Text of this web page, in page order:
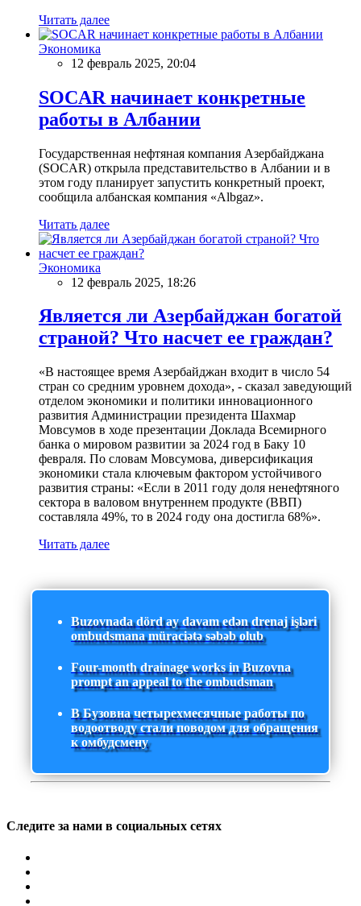
Читать далее
Экономика
12 февраль 2025, 20:04
SOCAR начинает конкретные
работы в Албании
Государственная нефтяная компания Азербайджана
(SOCAR) открыла представительство в Албании и в
этом году планирует запустить конкретный проект,
сообщила албанская компания «Albgaz».
Читать далее
Экономика
12 февраль 2025, 18:26
Является ли Азербайджан богатой
страной? Что насчет ее граждан?
«В настоящее время Азербайджан входит в число 54
стран со средним уровнем дохода», - сказал заведующий
отделом экономики и политики инновационного
развития Администрации президента Шахмар
Мовсумов в ходе презентации Доклада Всемирного
банка о мировом развитии за 2024 год в Баку 10
февраля. По словам Мовсумова, диверсификация
экономики стала ключевым фактором устойчивого
развития страны: «Если в 2011 году доля ненефтяного
сектора в валовом внутреннем продукте (ВВП)
составляла 49%, то в 2024 году она достигла 68%».
Читать далее
Buzovnada dörd ay davam edən drenaj işləri
ombudsmana müraciətə səbəb olub
Four-month drainage works in Buzovna
prompt an appeal to the ombudsman
В Бузовна четырехмесячные работы по
водоотводу стали поводом для обращения
к омбудсмену
Следите за нами в социальных сетях